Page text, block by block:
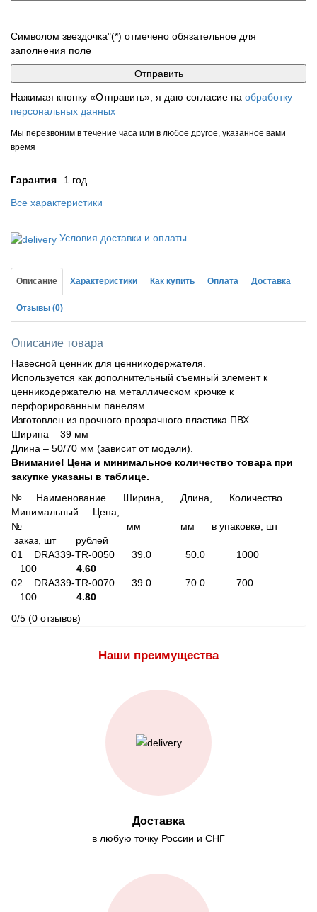
Символом звездочка"(*) отмечено обязательное для
заполнения поле
Нажимая кнопку «Отправить», я даю согласие на обработку
персональных данных
Мы перезвоним в течение часа или в любое другое, указанное вами
время
Гарантия
1 год
Все характеристики
Условия доставки и оплаты
Описание Характеристики Как купить Оплата Доставка
Отзывы (0)
Описание товара
Навесной ценник для ценникодержателя.
Используется как дополнительный съемный элемент к
ценникодержателю на металлическом крючке к
перфорированным панелям.
Изготовлен из прочного прозрачного пластика ПВХ.
Ширина – 39 мм
Длина – 50/70 мм (зависит от модели).
Внимание! Цена и минимальное количество товара при
закупке указаны в таблице.
№ Наименование Ширина, Длина, Количество
Минимальный Цена,
№ мм мм в упаковке, шт
заказ, шт рублей
01 DRA339-TR-0050 39.0 50.0 1000
100 4.60
02 DRA339-TR-0070 39.0 70.0 700
100 4.80
0/5 (0 отзывов)
Наши преимущества
Доставка
в любую точку России и СНГ